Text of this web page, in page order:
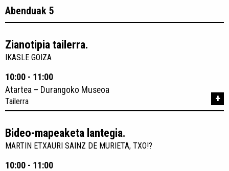
Abenduak 5
Zianotipia tailerra.
IKASLE GOIZA
10:00 - 11:00
Atartea – Durangoko Museoa
Tailerra +
Bideo-mapeaketa lantegia.
MARTIN ETXAURI SAINZ DE MURIETA, TXO!?
10:00 - 11:00